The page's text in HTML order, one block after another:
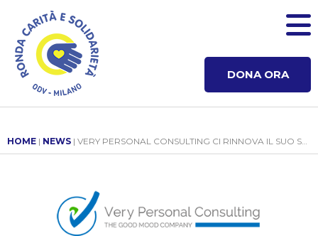
DONA ORA
HOME | NEWS | VERY PERSONAL CONSULTING CI RINNOVA IL SUO SUPPORTO